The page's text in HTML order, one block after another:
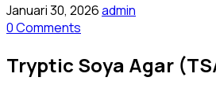
Januari 30, 2026admin
0 Comments
Tryptic Soya Agar